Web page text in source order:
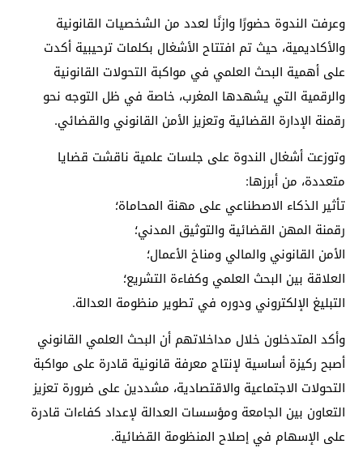
وعرفت الندوة حضورًا وازنًا لعدد من الشخصيات القانونية
والأكاديمية، حيث تم افتتاح الأشغال بكلمات ترحيبية أكدت
على أهمية البحث العلمي في مواكبة التحولات القانونية
والرقمية التي يشهدها المغرب، خاصة في ظل التوجه نحو
رقمنة الإدارة القضائية وتعزيز الأمن القانوني والقضائي.
وتوزعت أشغال الندوة على جلسات علمية ناقشت قضايا
متعددة، من أبرزها:
تأثير الذكاء الاصطناعي على مهنة المحاماة؛
رقمنة المهن القضائية والتوثيق المدني؛
الأمن القانوني والمالي ومناخ الأعمال؛
العلاقة بين البحث العلمي وكفاءة التشريع؛
التبليغ الإلكتروني ودوره في تطوير منظومة العدالة.
وأكد المتدخلون خلال مداخلاتهم أن البحث العلمي القانوني
أصبح ركيزة أساسية لإنتاج معرفة قانونية قادرة على مواكبة
التحولات الاجتماعية والاقتصادية، مشددين على ضرورة تعزيز
التعاون بين الجامعة ومؤسسات العدالة لإعداد كفاءات قادرة
على الإسهام في إصلاح المنظومة القضائية.